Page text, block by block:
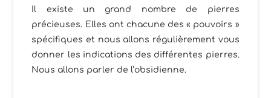
Il existe un grand nombre de pierres
précieuses. Elles ont chacune des « pouvoirs »
spécifiques et nous allons régulièrement vous
donner les indications des différentes pierres.
Nous allons parler de l’obsidienne.